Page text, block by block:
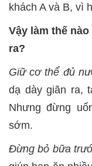
khách A và B, vì
Vậy làm thế
ra?
Giữ cơ thể đủ
dạ dày giãn ra,
Nhưng đừng
sớm.
Đừng bỏ bữa